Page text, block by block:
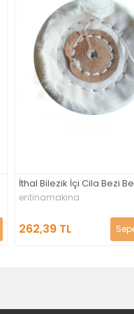
Saplı Tel Fırça
entinamakina
590,37 TL